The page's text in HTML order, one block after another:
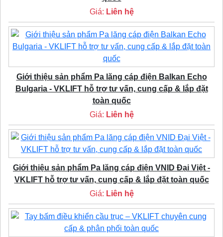
Giá: Liên hệ
Giới thiệu sản phẩm Pa lăng cáp điện Balkan Echo
Bulgaria - VKLIFT hỗ trợ tư vấn, cung cấp & lắp đặt
toàn quốc
Giá: Liên hệ
Giới thiệu sản phẩm Pa lăng cáp điện VNID Đại Việt -
VKLIFT hỗ trợ tư vấn, cung cấp & lắp đặt toàn quốc
Giá: Liên hệ